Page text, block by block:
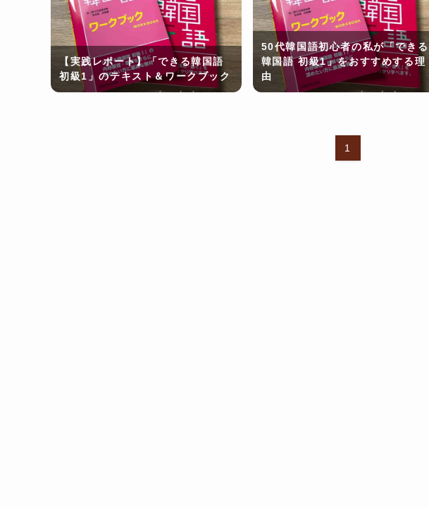
【実践レポート】「できる韓国語
初級1」のテキスト＆ワークブック
50代韓国語初心者の私が「できる
韓国語 初級1」をおすすめする理
由
1